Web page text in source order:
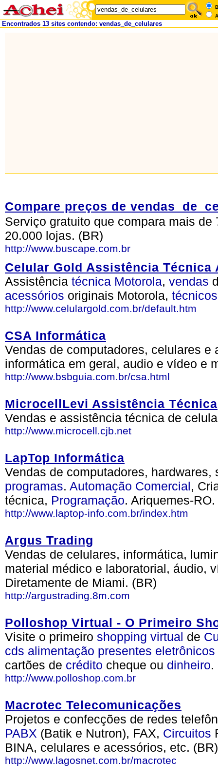
Encontrados 13 sites contendo: vendas_de_celulares
Compare preços de
Serviço gratuito que compara mais
20.000 lojas. (BR)
http://www.buscape.com.br
Celular Gold Assistência Técnica
Assistência técnica Motorola, vendas
acessórios originais Motorola, técnicos
http://www.celulargold.com.br/default.htm
CSA Informática
Vendas de computadores, celulares e
informática em geral, audio e vídeo e
http://www.bsbguia.com.br/csa.html
MicrocellLevi Assistência Técnica
Vendas e assistência técnica de
http://www.microcell.cjb.net
LapTop Informática
Vendas de computadores,
programas. Automação Comercial,
técnica, Programação. Ariquemes-
http://www.laptop-info.com.br/index.htm
Argus Trading
Vendas de celulares, informática,
material médico e laboratorial, áudio,
Diretamente de Miami. (BR)
http://argustrading.8m.com
Polloshop Virtual - O Primeiro
Visite o primeiro shopping virtual de
cds alimentação presentes eletrônicos
cartões de crédito cheque ou dinheiro.
http://www.polloshop.com.br
Macrotec Telecomunicações
Projetos e confecções de redes
PABX (Batik e Nutron), FAX, Circuitos
BINA, celulares e acessórios, etc. (BR)
http://www.lagosnet.com.br/macrotec